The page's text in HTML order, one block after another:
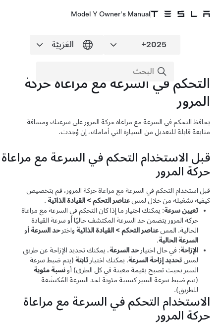
Model Y Owner's Manual
التحكم في السرعة مع مراعاة حركة
المرور
يحافظالتحكم في السرعة مع مراعاة حركة المرورعلى سرعتك ومسافة
متابعة قابلة للتعديل من السيارة التي أمامك، إن وُجدت.
قبل الاستخدامالتحكم في السرعة مع مراعاة
حركة المرور
قبل استخدامالتحكم في السرعة مع مراعاة حركة المرور، قم بتخصيص
كيفية تشغيله من خلال لمسعناصر التحكم>القيادة الذاتية.
تعيين سرعة: يمكنك اختيار ما إذا كانالتحكم في السرعة مع مراعاة
حركة المروريتضمن حد السرعة المكتشف حاليًا أو سرعة القيادة
الحالية. المسعناصر التحكم>القيادة الذاتيةواخترحد السرعةأو
السرعة الحالية.
الإزاحة: في حال اختيارحد السرعة، يمكنك تحديد الإزاحة عن طريق
لمستحديد إزاحة السرعة. يمكنك اختيارثابتة(يتم ضبط سرعة
السير بحيث تصبح بقيمة معينة في كل الطرق) أونسبة مئوية
(يتم ضبط سرعة السير كنسبة مئوية لحد السرعة المُكتشَفة
للطريق).
الاستخدامالتحكم في السرعة مع مراعاة
حركة المرور